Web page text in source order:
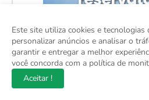
Este site utiliza cookies e tecnologias
personalizar anúncios e analisar o
garantir e entregar a melhor
você concorda com a política de
Aceitar !